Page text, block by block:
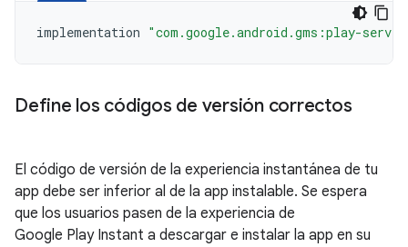
implementation "com.google.android.gms:play-
Define los códigos de versión correctos
El código de versión de la experiencia instantánea de tu
app debe ser inferior al de la app instalable. Se espera
que los usuarios pasen de la experiencia de
Google Play Instant a descargar e instalar la app en su